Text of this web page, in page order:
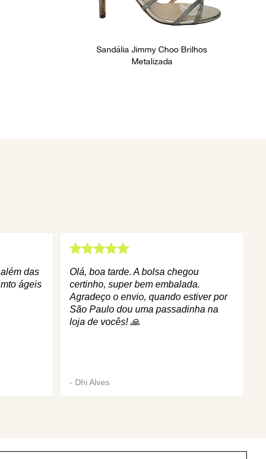
Sandália Jimmy Choo Brilhos
Metalizada
das
ágeis
Olá, boa tarde. A bolsa chegou
certinho, super bem embalada.
Agradeço o envio, quando estiver por
São Paulo dou uma passadinha na
loja de vocês! 🙏
- Dhi Alves